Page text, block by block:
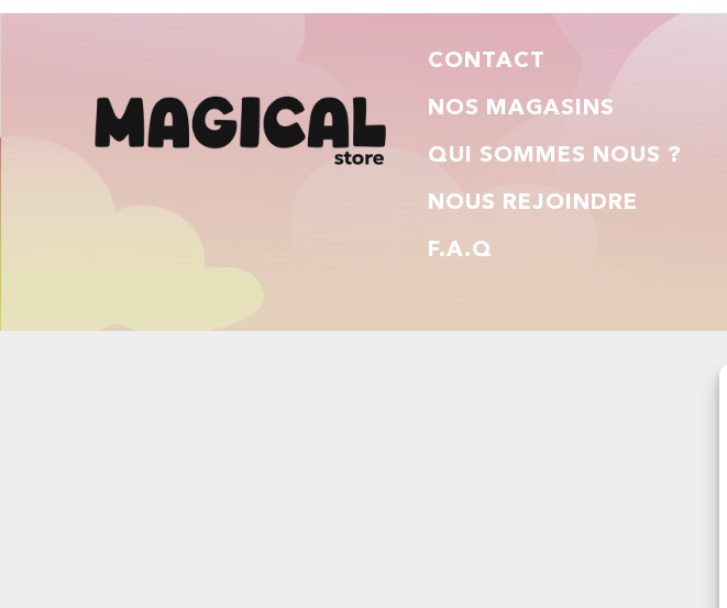
CONTACT
NOS MAGASINS
QUI SOMMES NOUS ?
NOUS REJOINDRE
F.A.Q